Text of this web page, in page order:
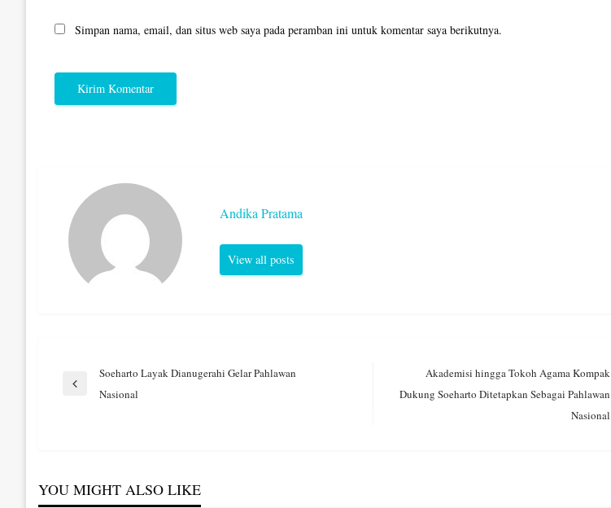
Simpan nama, email, dan situs web saya pada peramban ini untuk komentar saya berikutnya.
Andika Pratama
View all posts
Navigasi
Previous
Soeharto Layak Dianugerahi Gelar Pahlawan
Nasional
Akademisi hingga Tokoh Agama Kompak
Dukung Soeharto Ditetapkan Sebagai Pahlawan
Nasional
YOU MIGHT ALSO LIKE